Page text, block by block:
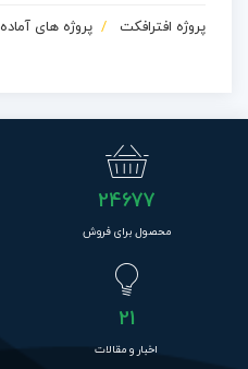
پروژه افترافکت پروژه های آماده
24677
محصول برای فروش
21
اخبار و مقالات